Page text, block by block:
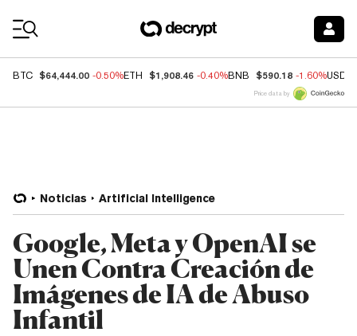
BTC $64,444.00 -0.50%ETH $1,908.46 -0.40%BNB $590.18 -1.60%USDC
Price data by
Noticias Artificial Intelligence
Google, Meta y OpenAI se
Unen Contra Creación de
Imágenes de IA de Abuso
Infantil